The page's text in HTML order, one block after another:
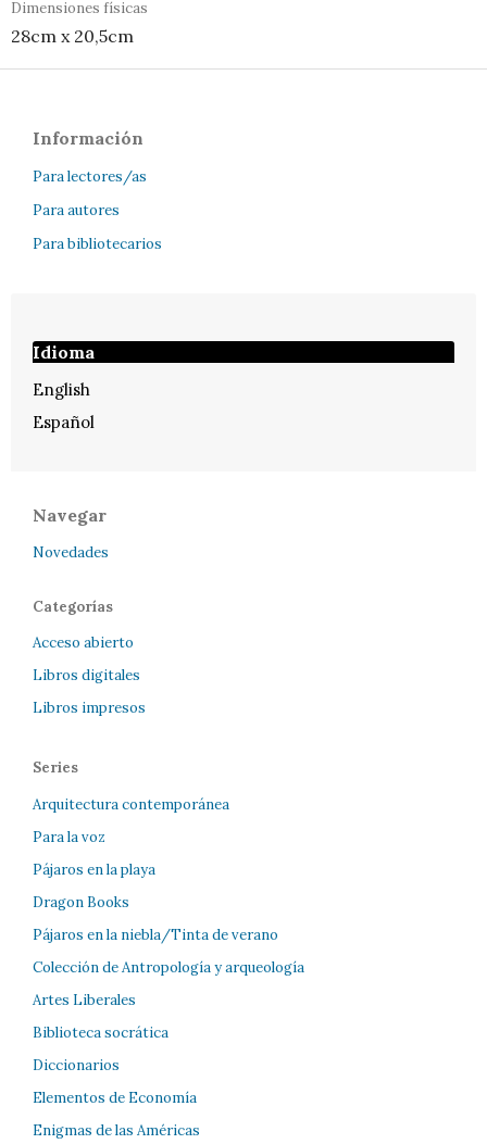
Dimensiones físicas
28cm x 20,5cm
Información
Para lectores/as
Para autores
Para bibliotecarios
Idioma
English
Español
Navegar
Novedades
Categorías
Acceso abierto
Libros digitales
Libros impresos
Series
Arquitectura contemporánea
Para la voz
Pájaros en la playa
Dragon Books
Pájaros en la niebla/Tinta de verano
Colección de Antropología y arqueología
Artes Liberales
Biblioteca socrática
Diccionarios
Elementos de Economía
Enigmas de las Américas